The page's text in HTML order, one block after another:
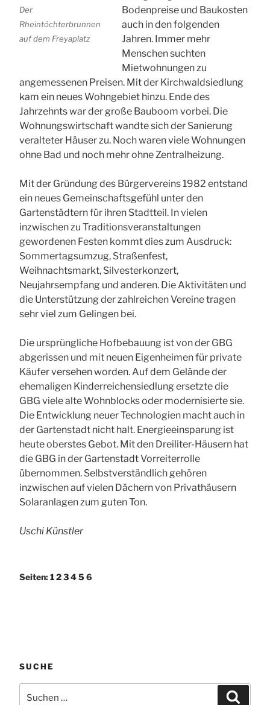
Der
Rheintöchterbrunnen
auf dem Freyaplatz
Bodenpreise und Baukosten
auch in den folgenden
Jahren. Immer mehr
Menschen suchten
Mietwohnungen zu
angemessenen Preisen. Mit der Kirchwaldsiedlung
kam ein neues Wohngebiet hinzu. Ende des
Jahrzehnts war der große Bauboom vorbei. Die
Wohnungswirtschaft wandte sich der Sanierung
veralteter Häuser zu. Noch waren viele Wohnungen
ohne Bad und noch mehr ohne Zentralheizung.
Mit der Gründung des Bürgervereins 1982 entstand
ein neues Gemeinschaftsgefühl unter den
Gartenstädtern für ihren Stadtteil. In vielen
inzwischen zu Traditionsveranstaltungen
gewordenen Festen kommt dies zum Ausdruck:
Sommertagsumzug, Straßenfest,
Weihnachtsmarkt, Silvesterkonzert,
Neujahrsempfang und anderen. Die Aktivitäten und
die Unterstützung der zahlreichen Vereine tragen
sehr viel zum Gelingen bei.
Die ursprüngliche Hofbebauung ist von der GBG
abgerissen und mit neuen Eigenheimen für private
Käufer versehen worden. Auf dem Gelände der
ehemaligen Kinderreichensiedlung ersetzte die
GBG viele alte Wohnblocks oder modernisierte sie.
Die Entwicklung neuer Technologien macht auch in
der Gartenstadt nicht halt. Energieeinsparung ist
heute oberstes Gebot. Mit den Dreiliter-Häusern hat
die GBG in der Gartenstadt Vorreiterrolle
übernommen. Selbstverständlich gehören
inzwischen auf vielen Dächern von Privathäusern
Solaranlagen zum guten Ton.
Uschi Künstler
Seiten:12345 6
SUCHE